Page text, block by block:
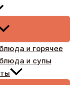
и горячее
и супы